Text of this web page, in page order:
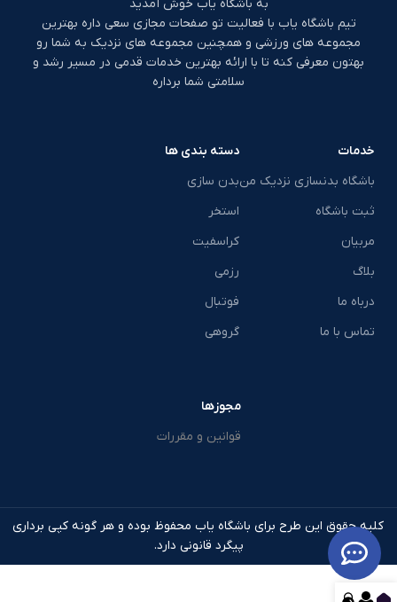
به باشگاه یاب خوش آمدید
تیم باشگاه یاب با فعالیت تو صفحات مجازی سعی داره بهترین
مجموعه های ورزشی و همچنین مجموعه های نزدیک به شما رو
بهتون معرفی کنه تا با ارائه بهترین خدمات قدمی در مسیر رشد و
سلامتی شما برداره
خدمات
باشگاه بدنسازی نزدیک من
ثبت باشگاه
مربیان
بلاگ
درباه ما
تماس با ما
دسته بندی ها
بدن سازی
استخر
کراسفیت
رزمی
فوتبال
گروهی
مجوزها
قوانین و مقررات
کلیه حقوق این طرح برای باشگاه یاب محفوظ بوده و هر گونه کپی برداری
پیگرد قانونی دارد.